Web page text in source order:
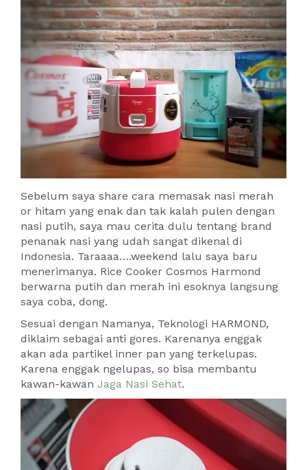
Sebelum saya share cara memasak nasi merah
or hitam yang enak dan tak kalah pulen dengan
nasi putih, saya mau cerita dulu tentang brand
penanak nasi yang udah sangat dikenal di
Indonesia. Taraaaa….weekend lalu saya baru
menerimanya. Rice Cooker Cosmos Harmond
berwarna putih dan merah ini esoknya langsung
saya coba, dong.
Sesuai dengan Namanya, Teknologi HARMOND,
diklaim sebagai anti gores. Karenanya enggak
akan ada partikel inner pan yang terkelupas.
Karena enggak ngelupas, so bisa membantu
kawan-kawan Jaga Nasi Sehat.